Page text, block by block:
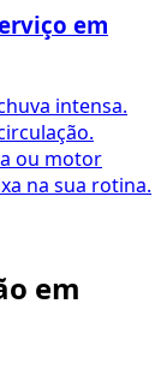
em
intensa.
ou motor
na sua rotina.
em